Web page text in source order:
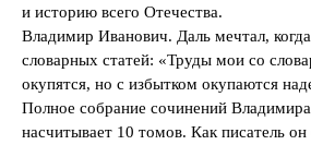
и историю всего Отечества.
Владимир Иванович. Даль мечтал,
словарных статей: «Труды мои со
окупятся, но с избытком окупаются
Полное собрание сочинений
насчитывает 10 томов. Как писатель